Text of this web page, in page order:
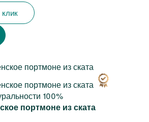
клик
100%
портмоне из ската